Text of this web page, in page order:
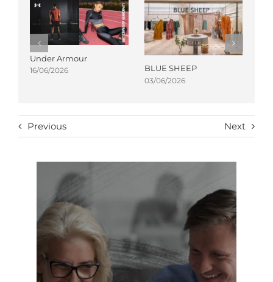
Under Armour
16/06/2026 BLUE SHEEP
03/06/2026
Previous Next